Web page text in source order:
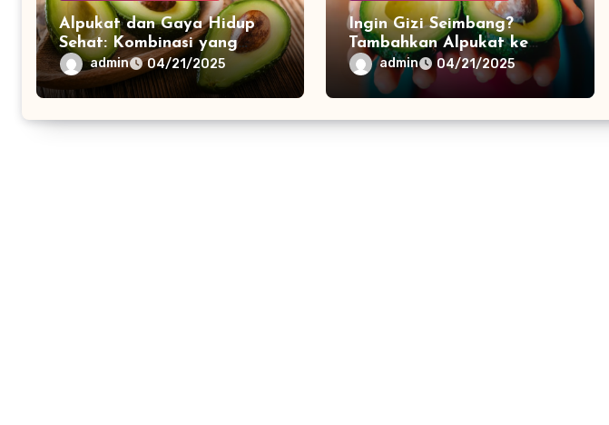
Alpukat dan Gaya Hidup
Sehat: Kombinasi yang
Sempurna
admin 04/21/2025
Ingin Gizi Seimbang?
Tambahkan Alpukat ke
Dalam Pola Makanmu
admin 04/21/2025